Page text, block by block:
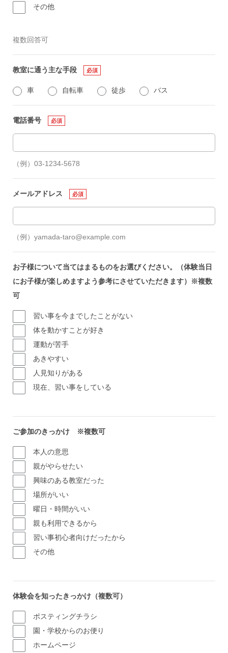
複数回答可
その他
教室に通う主な手段 必須
車 自転車 徒歩 バス
電話番号 必須
（例）03-1234-5678
メールアドレス 必須
（例）yamada-taro@example.com
お子様について当てはまるものをお選びください。（体験当日
にお子様が楽しめますよう参考にさせていただきます）※複数
可
習い事を今までしたことがない
体を動かすことが好き
運動が苦手
あきやすい
人見知りがある
現在、習い事をしている
ご参加のきっかけ ※複数可
本人の意思
親がやらせたい
興味のある教室だった
場所がいい
曜日・時間がいい
親も利用できるから
習い事初心者向けだったから
その他
体験会を知ったきっかけ（複数可）
ポスティングチラシ
園・学校からのお便り
ホームページ